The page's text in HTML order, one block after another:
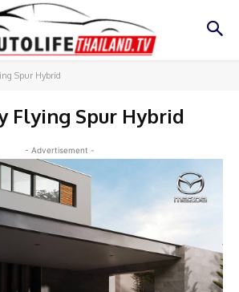
Spur Hybrid
Flying Spur Hybrid
- Advertisement -